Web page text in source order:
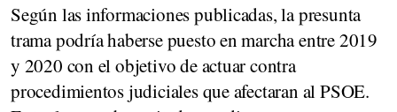
Según las informaciones publicadas, la presunta
trama podría haberse puesto en marcha entre 2019
y 2020 con el objetivo de actuar contra
procedimientos judiciales que afectaran al PSOE.